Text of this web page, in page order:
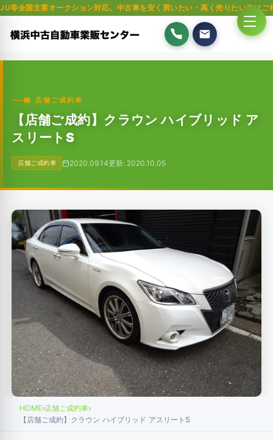
クション対応。中古車を安く買いたい・高く売りたい方はご相談くださ
🏪 店舗ご成約車
【店舗ご成約】クラウン ハイブリッド ア
スリートS
店舗ご成約車 2020.09.14更新: 2020.10.05
HOME›店舗ご成約車›
【店舗ご成約】クラウン ハイブリッド アスリートS